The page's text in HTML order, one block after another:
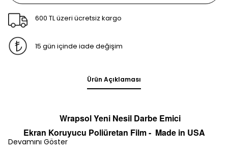
600 TL üzeri ücretsiz kargo
15 gün içinde iade değişim
Ürün Açıklaması
Wrapsol Yeni Nesil Darbe Emici
Ekran Koruyucu Poliüretan Film - Made in USA
Devamını Göster